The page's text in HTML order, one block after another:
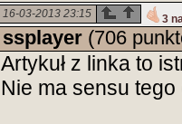
16-03-2013 23:15 3
ssplayer (706
Artykuł z linka to
Nie ma sensu tego